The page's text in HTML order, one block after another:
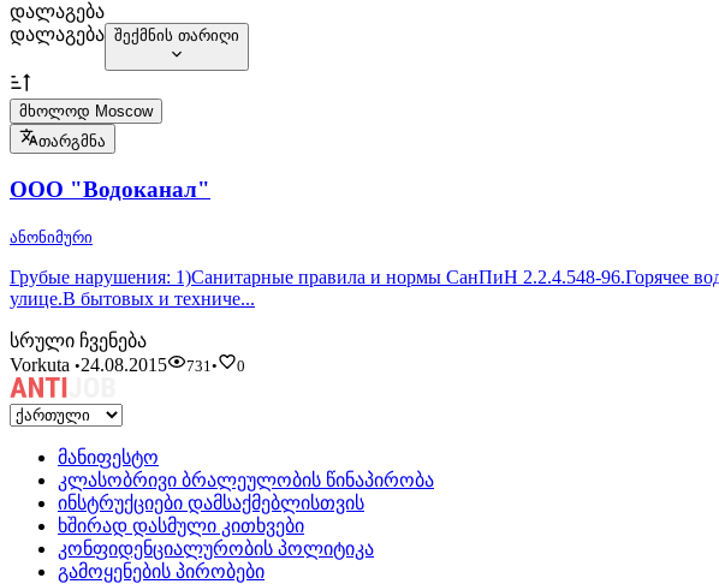
დალაგება
დალაგება შექმნის თარიღი
მხოლოდ Moscow
თარგმნა
ООО "Водоканал"
ანონიმური
Грубые нарушения: 1)Санитарные правила и нормы СанПиН 2.2.4.548-96.Горячее
улице.В бытовых и техниче...
სრული ჩვენება
Vorkuta •24.08.2015 731 • 0
მანიფესტო
კლასობრივი ბრალეულობის წინაპირობა
ინსტრუქციები დამსაქმებლისთვის
ხშირად დასმული კითხვები
კონფიდენციალურობის პოლიტიკა
გამოყენების პირობები